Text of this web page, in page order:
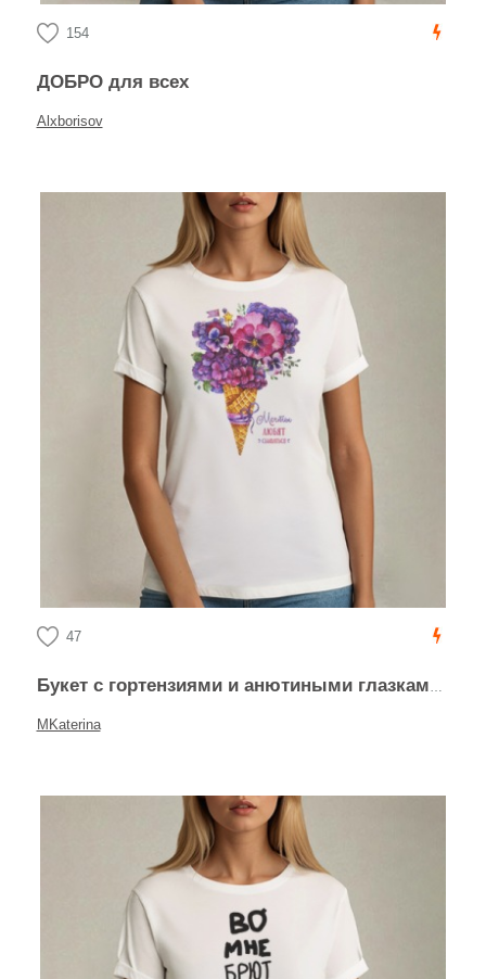
154
ДОБРО для всех
Alxborisov
47
Букет с гортензиями и анютиными глазками в рожке
MKaterina